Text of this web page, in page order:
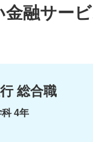
融サー
総合職
4年